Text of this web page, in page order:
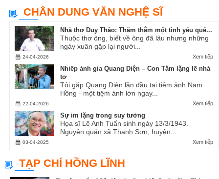
CHÂN DUNG VĂN NGHỆ SĨ
Nhà thơ Duy Thảo: Thăm thẳm một tình yêu quê...
Thuộc thơ ông, biết về ông đã lâu nhưng những
ngày xuân gặp lại người...
Xem tiếp
24-04-2026
Nhiếp ảnh gia Quang Diện – Con Tằm lặng lẽ nhả
tơ
Tôi gặp Quang Diện lần đầu tại tiệm ảnh Nam
Hồng - một tiệm ảnh lớn ngay...
Xem tiếp
22-04-2026
Sự im lặng trong suy tưởng
Họa sĩ Lê Anh Tuấn sinh ngày 13/3/1943.
Nguyên quán xã Thanh Sơn, huyện...
Xem tiếp
03-04-2025
TẠP CHÍ HỒNG LĨNH